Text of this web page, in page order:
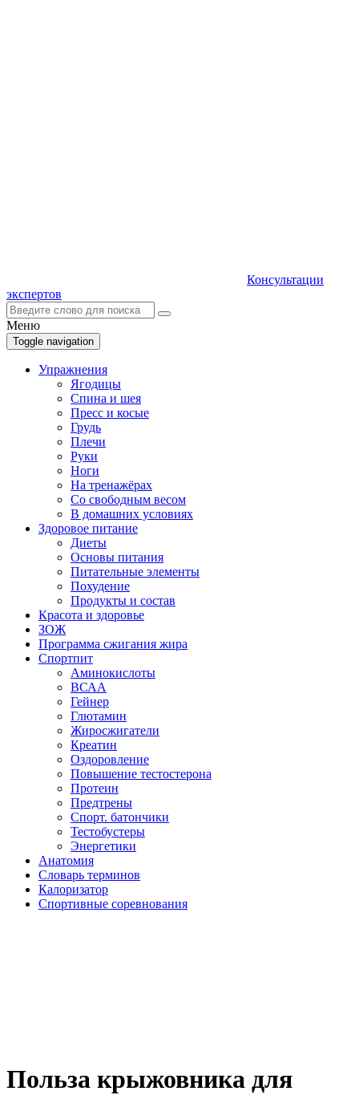
Консультации
экспертов
Меню
Toggle navigation
Упражнения
Ягодицы
Спина и шея
Пресс и косые
Грудь
Плечи
Руки
Ноги
На тренажёрах
Со свободным весом
В домашних условиях
Здоровое питание
Диеты
Основы питания
Питательные элементы
Похудение
Продукты и состав
Красота и здоровье
ЗОЖ
Программа сжигания жира
Спортпит
Аминокислоты
ВСАА
Гейнер
Глютамин
Жиросжигатели
Креатин
Оздоровление
Повышение тестостерона
Протеин
Предтрены
Спорт. батончики
Тестобустеры
Энергетики
Анатомия
Словарь терминов
Калоризатор
Спортивные соревнования
Польза крыжовника для